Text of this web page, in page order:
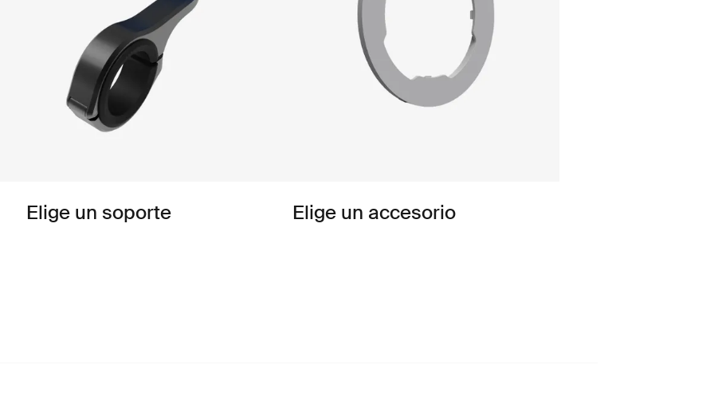
Elige un soporte Elige un accesorio